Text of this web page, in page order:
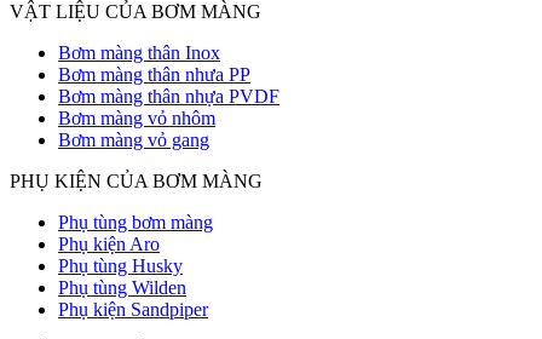
VẬT LIỆU CỦA BƠM MÀNG
Bơm màng thân Inox
Bơm màng thân nhưa PP
Bơm màng thân nhựa PVDF
Bơm màng vỏ nhôm
Bơm màng vỏ gang
PHỤ KIỆN CỦA BƠM MÀNG
Phụ tùng bơm màng
Phụ kiện Aro
Phụ tùng Husky
Phụ tùng Wilden
Phụ kiện Sandpiper